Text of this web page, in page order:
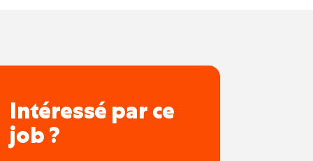
Intéressé par ce
job ?